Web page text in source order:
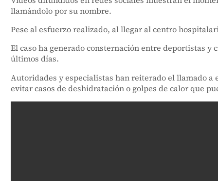
llamándolo por su nombre.
Pese al esfuerzo realizado, al llegar al centro
El caso ha generado consternación entre deportistas
últimos días.
Autoridades y especialistas han reiterado el llamado
evitar casos de deshidratación o golpes de calor que